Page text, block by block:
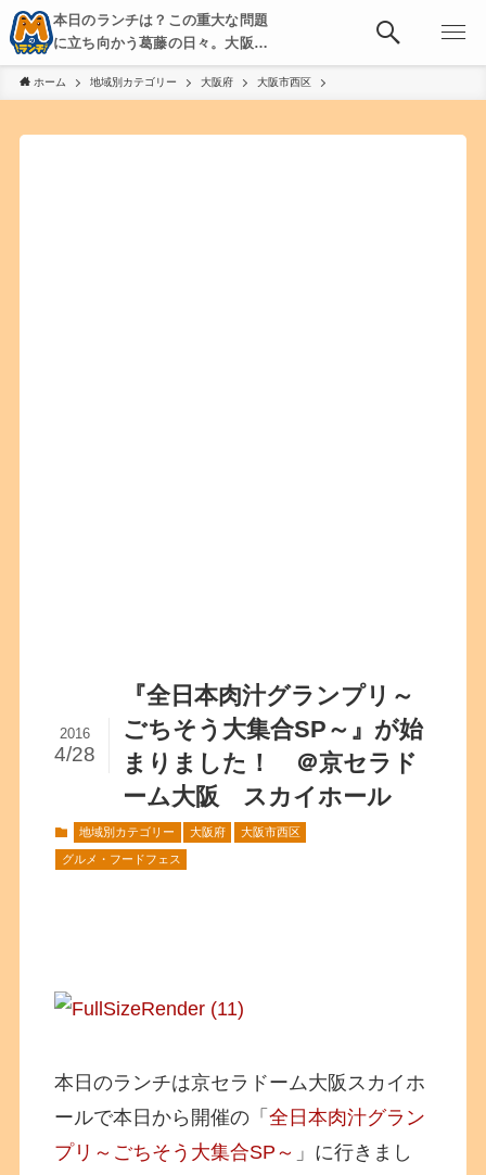
本日のランチは？この重大な問題
に立ち向かう葛藤の日々。大阪・
京都・神戸を中心とした食べ歩
き、飲み歩きを綴る。
ホーム 地域別カテゴリー 大阪府 大阪市西区
『全日本肉汁グランプリ～
ごちそう大集合SP～』が始
まりました！ ＠京セラド
ーム大阪 スカイホール
2016
4/28
地域別カテゴリー 大阪府 大阪市西区
グルメ・フードフェス
本日のランチは京セラドーム大阪スカイホ
ールで本日から開催の「全日本肉汁グラン
プリ～ごちそう大集合SP～ 」に行きまし